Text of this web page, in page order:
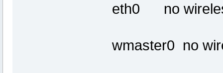
eth0 no
wmaster0 no